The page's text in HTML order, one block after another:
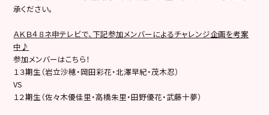
承ください。
ＡＫＢ４８ネ申テレビで、下記参加メンバーによるチャレンジ企画を考案
中♪
参加メンバーはこちら！
１３期生（岩立沙穂・岡田彩花・北澤早紀・茂木忍）
VS
１２期生（佐々木優佳里・高橋朱里・田野優花・武藤十夢）